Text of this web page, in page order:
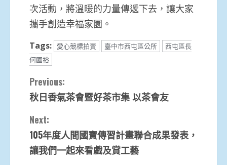
次活動，將溫暖的力量傳遞下去，讓大家
攜手創造幸福家園。
Tags: 愛心競標拍賣 臺中市西屯區公所
西屯區長
何國裕
Continue
Reading
Previous:
秋日香氣茶會暨好茶市集 以茶會友
Next:
105年度人間國寶傳習計畫聯合成果發表，
讓我們一起來看戲及賞工藝